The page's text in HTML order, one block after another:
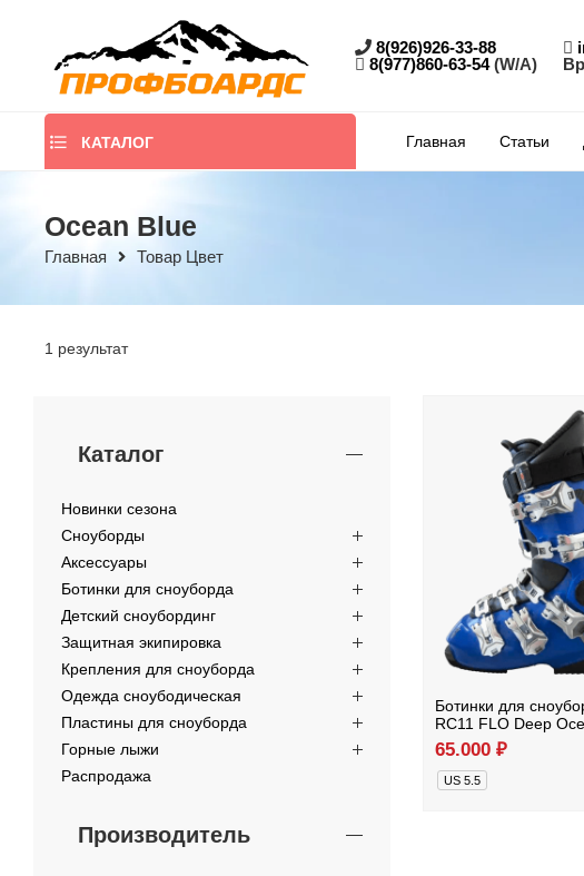
8(926)926-33-88
8(977)860-63-54(W/A)
КАТАЛОГ Главная Статьи
Ocean Blue
Главная Товар Цвет
1 результат
Ботинки для
RC11 FLO Deep
65.000 ₽
US 5.5
Каталог
Новинки сезона
Сноуборды
Аксессуары
Ботинки для сноуборда
Детский сноубординг
Защитная экипировка
Крепления для сноуборда
Одежда сноубодическая
Пластины для сноуборда
Горные лыжи
Распродажа
Производитель